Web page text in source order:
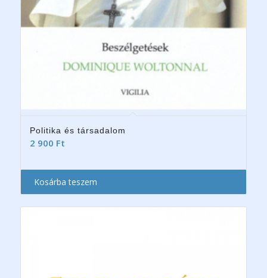
Politika és társadalom
2 900 Ft
Kosárba teszem